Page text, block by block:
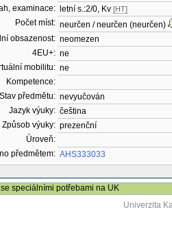
examinace:
letní s.:2/0, Kv [HT]
Počet míst: neurčen / neurčen (neurčen)
obsazenost: neomezen
4EU+: ne
mobilitu: ne
Kompetence:
Stav předmětu: nevyučován
Jazyk výuky: čeština
Způsob výuky: prezenční
Úroveň:
předmětem: AHS333033
speciálními potřebami na UK
Univerzita